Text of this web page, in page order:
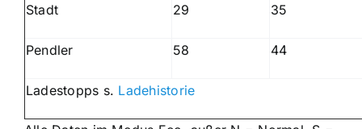
Stadt 29 35
Pendler 58 44
Ladestopps s. Ladehistorie